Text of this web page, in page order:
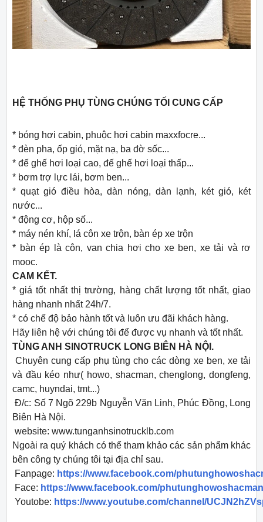
HỆ THỐNG PHỤ TÙNG CHÚNG TỐI CUNG CẤP
* bóng hơi cabin, phuộc hơi cabin maxxfocre...
* đèn pha, ốp gió, mặt nạ, ba đờ sốc...
* đế ghế hơi loại cao, đế ghế hơi loại thấp...
* bơm trợ lực lái, bơm ben...
* quạt gió điều hòa, dàn nóng, dàn lạnh, két gió, két
nước...
* động cơ, hộp số...
* máy nén khí, lá côn xe trộn, bàn ép xe trộn
* bàn ép là côn, van chia hơi cho xe ben, xe tải và rơ
mooc.
CAM KẾT.
* giá tốt nhất thị trường, hàng chất lượng tốt nhất, giao
hàng nhanh nhất 24h/7.
* có chế độ bảo hành tốt và luôn ưu đãi khách hàng.
Hãy liên hệ với chúng tôi để được vụ nhanh và tốt nhất.
TÙNG ANH SINOTRUCK LONG BIÊN HÀ NỘI.
Chuyên cung cấp phụ tùng cho các dòng xe ben, xe tải
và đầu kéo như( howo, shacman, chenglong, dongfeng,
camc, huyndai, tmt...)
Đ/c: Số 7 Ngõ 229b Nguyễn Văn Linh, Phúc Đồng, Long
Biên Hà Nội.
website: www.tunganhsinotrucklb.com
Ngoài ra quý khách có thể tham khảo các sản phẩm khác
bên công ty chúng tôi tại địa chỉ sau.
Fanpage: https://www.facebook.com/
Face: https://www.facebook.com/
Youtobe: https://www.youtube.com/channel/